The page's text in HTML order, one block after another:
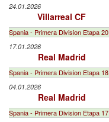
24.01.2026
Villarreal CF
Spania - Primera Division Etapa 20
17.01.2026
Real Madrid
Spania - Primera Division Etapa 18
04.01.2026
Real Madrid
Spania - Primera Division Etapa 17